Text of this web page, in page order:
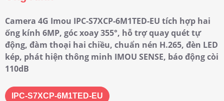
Camera 4G Imou IPC-S7XCP-6M1TED-EU tích hợp hai
ống kính 6MP, góc xoay 355°, hỗ trợ quay quét tự
động, đàm thoại hai chiều, chuẩn nén H.265, đèn LED
kép, phát hiện thông minh IMOU SENSE, báo động còi
110dB
IPC-S7XCP-6M1TED-EU